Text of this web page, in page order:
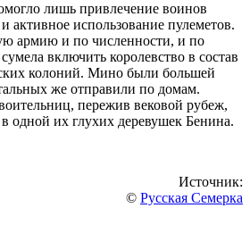
лишь привлечение воинов
активное использование пулеметов.
армию и по численности, и по
включить королевство в состав
колоний. Мино были большей
же отправили по домам.
пережив вековой рубеж,
в одной их глухих деревушек Бенина.
Источник:
© Русская Семерка